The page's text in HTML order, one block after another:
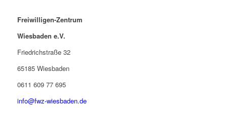
Freiwilligen-Zentrum
Wiesbaden e.V.
Friedrichstraße 32
65185 Wiesbaden
0611 609 77 695
info@fwz-wiesbaden.de